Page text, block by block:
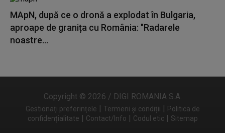
MApN, după ce o dronă a explodat în Bulgaria,
aproape de granița cu România: "Radarele
noastre...
Copyright © 2026 / DIGI ROMANIA S.A.
Gestionați preferințele | Termeni și condiții | Politica de
confidențialitate | Contact/Info | Codul etic | Sitemap